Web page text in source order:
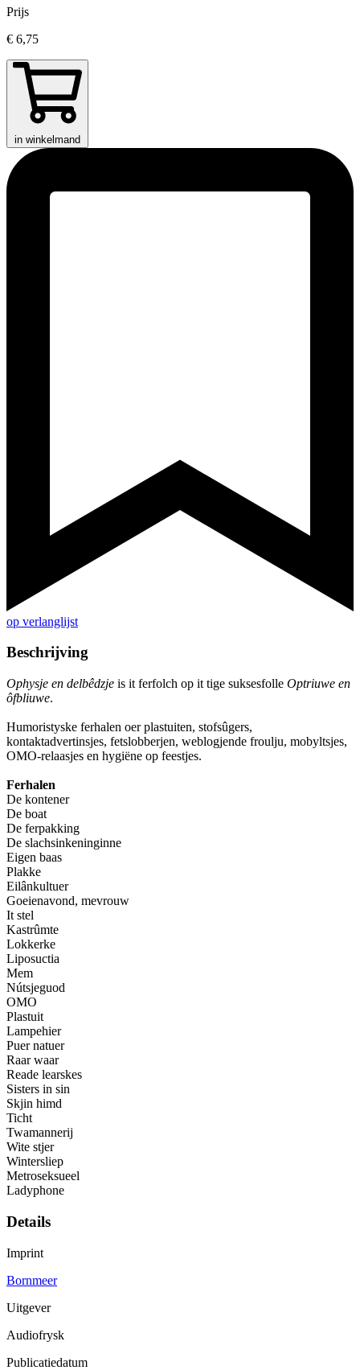
Prijs
€ 6,75
in winkelmand
op verlanglijst
Beschrijving
Ophysje en delbêdzje is it ferfolch op it tige suksesfolle Optriuwe en
ôfbliuwe.
Humoristyske ferhalen oer plastuiten, stofsûgers,
kontaktadvertinsjes, fetslobberjen, weblogjende froulju, mobyltsjes,
OMO-relaasjes en hygiëne op feestjes.
Ferhalen
De kontener
De boat
De ferpakking
De slachsinkeninginne
Eigen baas
Plakke
Eilânkultuer
Goeienavond, mevrouw
It stel
Kastrûmte
Lokkerke
Liposuctia
Mem
Nútsjeguod
OMO
Plastuit
Lampehier
Puer natuer
Raar waar
Reade learskes
Sisters in sin
Skjin himd
Ticht
Twamannerij
Wite stjer
Wintersliep
Metroseksueel
Ladyphone
Details
Imprint
Bornmeer
Uitgever
Audiofrysk
Publicatiedatum